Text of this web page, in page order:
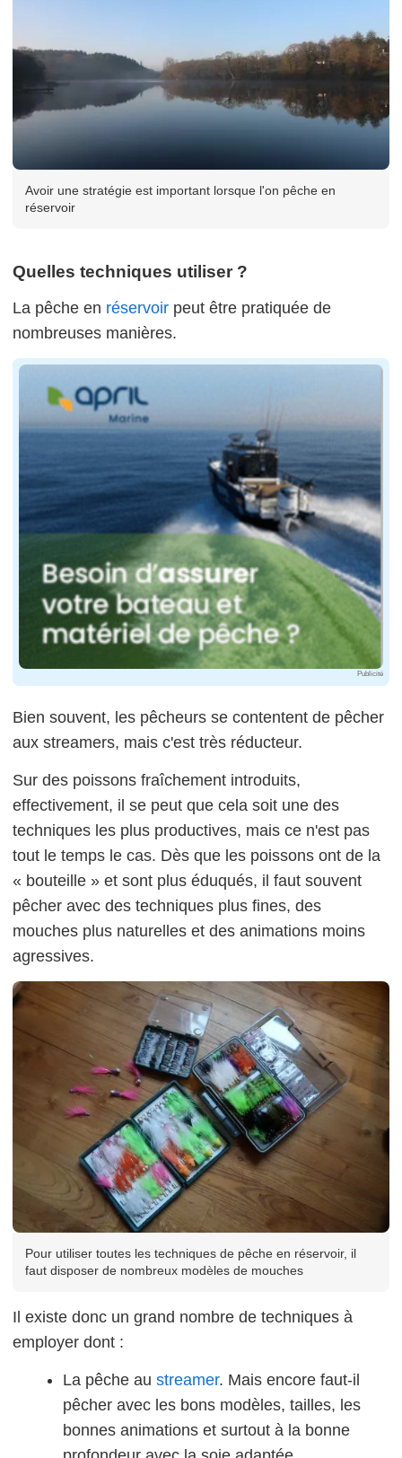
Avoir une stratégie est important lorsque l'on pêche en
réservoir
Quelles techniques utiliser ?
La pêche en réservoir peut être pratiquée de
nombreuses manières.
Publicité
Bien souvent, les pêcheurs se contentent de pêcher
aux streamers, mais c'est très réducteur.
Sur des poissons fraîchement introduits,
effectivement, il se peut que cela soit une des
techniques les plus productives, mais ce n'est pas
tout le temps le cas. Dès que les poissons ont de la
« bouteille » et sont plus éduqués, il faut souvent
pêcher avec des techniques plus fines, des
mouches plus naturelles et des animations moins
agressives.
Pour utiliser toutes les techniques de pêche en réservoir, il
faut disposer de nombreux modèles de mouches
Il existe donc un grand nombre de techniques à
employer dont :
La pêche au streamer. Mais encore faut-il
pêcher avec les bons modèles, tailles, les
bonnes animations et surtout à la bonne